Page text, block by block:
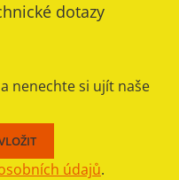
dotazy
nenechte si ujít naše
údajů.